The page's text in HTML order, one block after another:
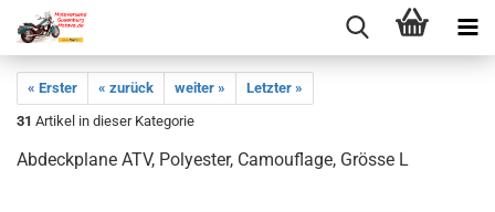
« Erster « zurück weiter »
Letzter »
31 Artikel in dieser Kategorie
Abdeckplane ATV, Polyester, Camouflage, Grösse L